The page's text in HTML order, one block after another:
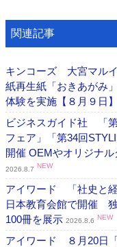
関連記事
キンコーズ 大宮マル
紙再生紙「おきあがみ
体験を実施【８月９日】
ビジネスガイド社 「
フェア」「第34回
開催 OEMやオリジナル
2026.8.7 NEW
アイワード 「社史と
日本教育会館で開催
100冊を展示 2026.8.6 NEW
アイワード ８月20日